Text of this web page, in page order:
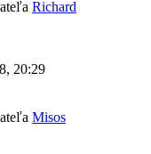
Richard
20:29
Misos